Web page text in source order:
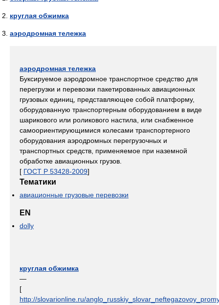
круглая обжимка
аэродромная тележка
аэродромная тележка
Буксируемое аэродромное транспортное средство для
перегрузки и перевозки пакетированных авиационных
грузовых единиц, представляющее собой платформу,
оборудованную транспортерным оборудованием в виде
шарикового или роликового настила, или снабженное
самоориентирующимися колесами транспортерного
оборудования аэродромных перегрузочных и
транспортных средств, применяемое при наземной
обработке авиационных грузов.
[ ГОСТ Р 53428-2009]
Тематики
авиационные грузовые перевозки
EN
dolly
круглая обжимка
—
[
http://slovarionline.ru/